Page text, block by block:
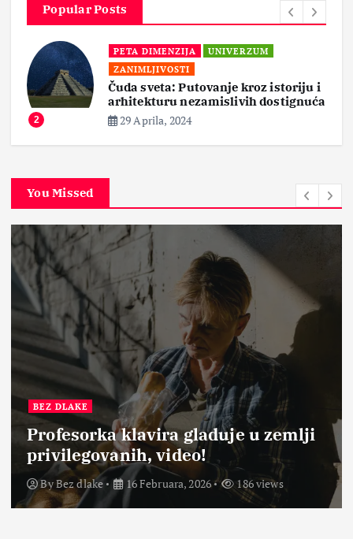
Popular Posts
2
PETA DIMENZIJA
UNIVERZUM
ZANIMLJIVOSTI
Čuda sveta: Putovanje kroz istoriju i
arhitekturu nezamislivih dostignuća
29 Aprila, 2024
You Missed
BEZ DLAKE
Profesorka klavira gladuje u zemlji
privilegovanih, video!
ByBez dlake 16 Februara, 2026 186 views